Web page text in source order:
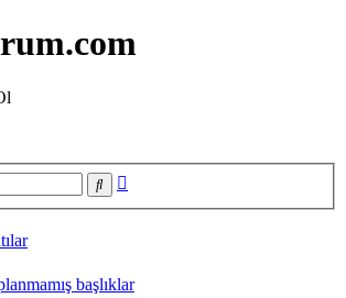
Ara
başlıklar